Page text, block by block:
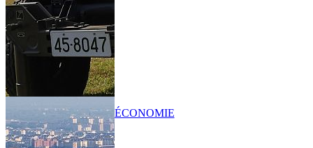
ÉCONOMIE